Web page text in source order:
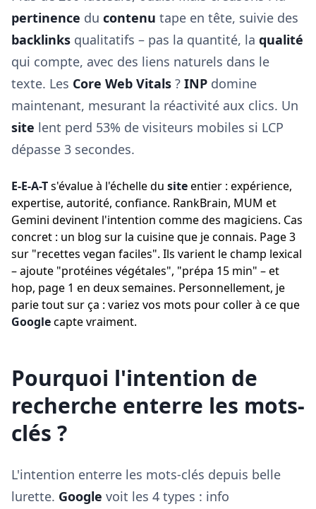
pertinence du contenu tape en tête, suivie des
backlinks qualitatifs – pas la quantité, la qualité
qui compte, avec des liens naturels dans le
texte. Les Core Web Vitals ? INP domine
maintenant, mesurant la réactivité aux clics. Un
site lent perd 53% de visiteurs mobiles si LCP
dépasse 3 secondes.
E-E-A-Ts'évalue à l'échelle du siteentier : expérience,
expertise, autorité, confiance. RankBrain, MUM et
Gemini devinent l'intention comme des magiciens. Cas
concret : un blog sur la cuisine que je connais. Page 3
sur "recettes vegan faciles". Ils varient le champ lexical
– ajoute "protéines végétales", "prépa 15 min" – et
hop, page 1 en deux semaines. Personnellement, je
parie tout sur ça : variez vos mots pour coller à ce que
Googlecapte vraiment.
Pourquoi l'intention de
recherche enterre les mots-
clés ?
L'intention enterre les mots-clés depuis belle
lurette. Google voit les 4 types : info